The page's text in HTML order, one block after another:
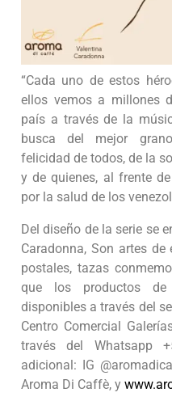
“Cada uno de estos
ellos vemos a millones
país a través de la
busca del mejor
felicidad de todos, de la
y de quienes, al frente
por la salud de los
Del diseño de la serie se
Caradonna, Son artes
postales, tazas
que los productos
disponibles a través del
Centro Comercial
través del Whatsapp
adicional: IG
Aroma Di Caffè, y